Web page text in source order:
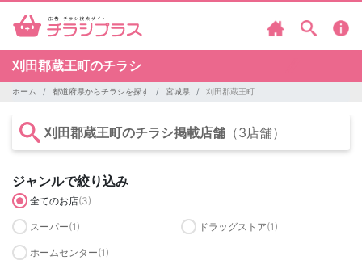
刈田郡蔵王町のチラシ
ホーム 都道府県からチラシを探す 宮城県 刈田郡蔵王町
刈田郡蔵王町のチラシ掲載店舗 （3店舗）
ジャンルで絞り込み
全てのお店(3)
スーパー(1) ドラッグストア(1)
ホームセンター(1)